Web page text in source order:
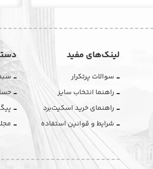
لینک‌های مفید
سوالات پرتکرار
راهنما انتخاب سایز
راهنمای خرید اسکیت‌برد
شرایط و قوانین استفاده